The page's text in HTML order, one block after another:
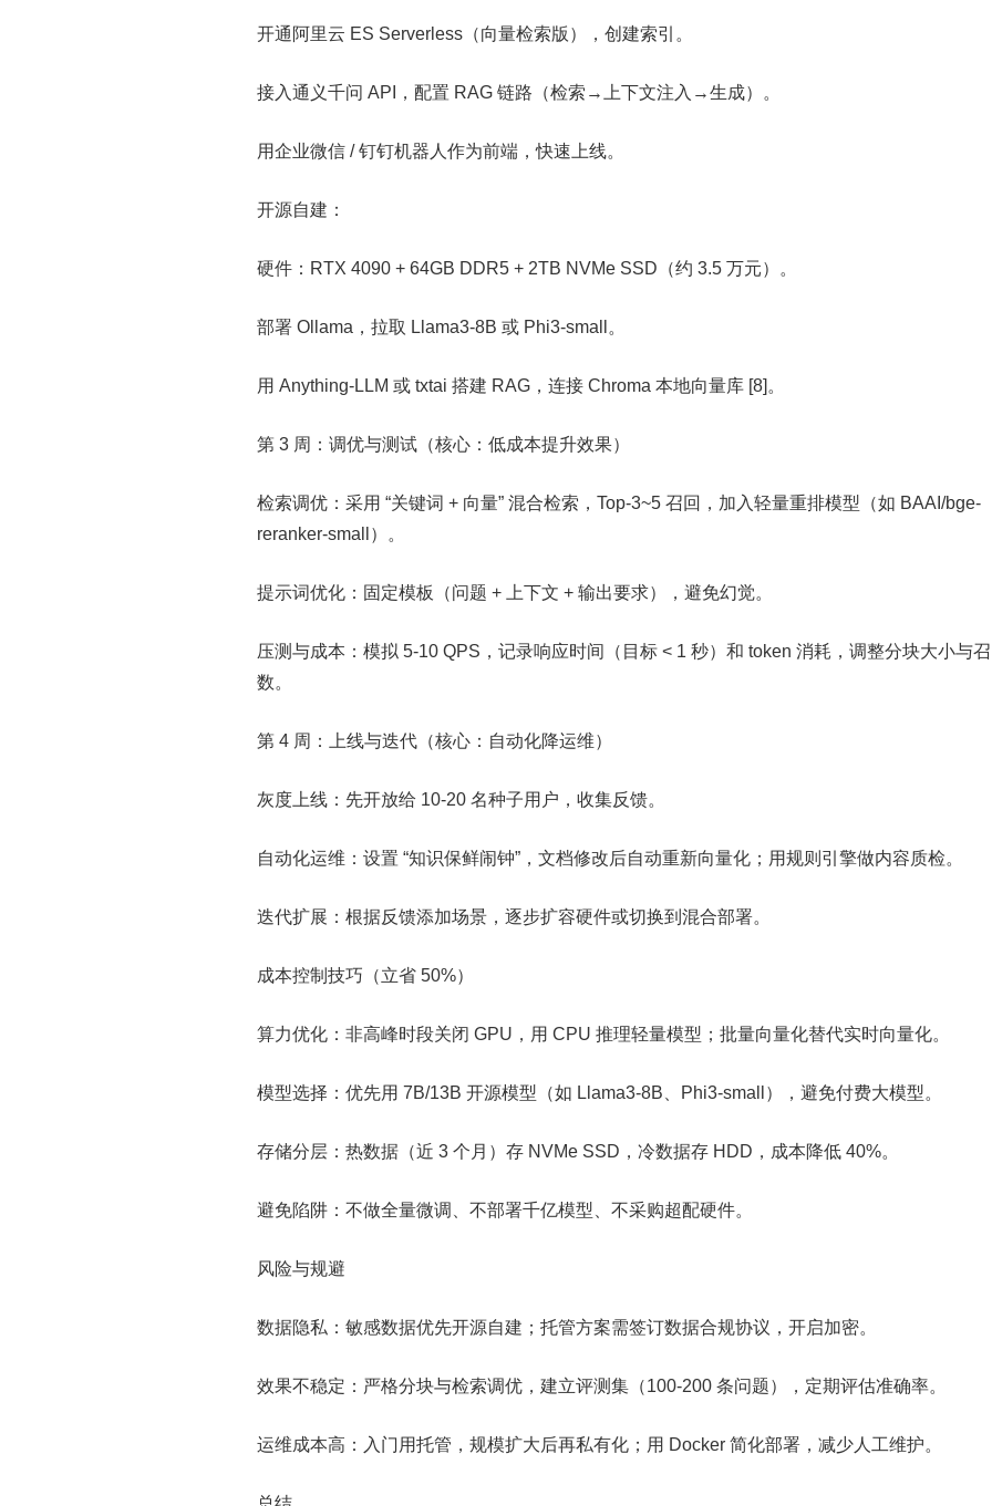
开通阿里云 ES Serverless（向量检索版），创建索引。
接入通义千问 API，配置 RAG 链路（检索→上下文注入→生成）。
用企业微信 / 钉钉机器人作为前端，快速上线。
开源自建：
硬件：RTX 4090 + 64GB DDR5 + 2TB NVMe SSD（约 3.5 万元）。
部署 Ollama，拉取 Llama3-8B 或 Phi3-small。
用 Anything-LLM 或 txtai 搭建 RAG，连接 Chroma 本地向量库 [8]。
第 3 周：调优与测试（核心：低成本提升效果）
检索调优：采用 “关键词 + 向量” 混合检索，Top-3~5 召回，加入轻量重排模型（如 BAAI/bge-
reranker-small）。
提示词优化：固定模板（问题 + 上下文 + 输出要求），避免幻觉。
压测与成本：模拟 5-10 QPS，记录响应时间（目标 < 1 秒）和 token 消耗，调整分块大小与
数。
第 4 周：上线与迭代（核心：自动化降运维）
灰度上线：先开放给 10-20 名种子用户，收集反馈。
自动化运维：设置 “知识保鲜闹钟”，文档修改后自动重新向量化；用规则引擎做内容质检。
迭代扩展：根据反馈添加场景，逐步扩容硬件或切换到混合部署。
成本控制技巧（立省 50%）
算力优化：非高峰时段关闭 GPU，用 CPU 推理轻量模型；批量向量化替代实时向量化。
模型选择：优先用 7B/13B 开源模型（如 Llama3-8B、Phi3-small），避免付费大模型。
存储分层：热数据（近 3 个月）存 NVMe SSD，冷数据存 HDD，成本降低 40%。
避免陷阱：不做全量微调、不部署千亿模型、不采购超配硬件。
风险与规避
数据隐私：敏感数据优先开源自建；托管方案需签订数据合规协议，开启加密。
效果不稳定：严格分块与检索调优，建立评测集（100-200 条问题），定期评估准确率。
运维成本高：入门用托管，规模扩大后再私有化；用 Docker 简化部署，减少人工维护。